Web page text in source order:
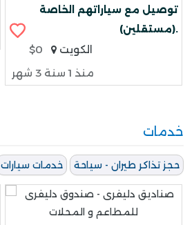
توصيل مع سياراتهم الخاصة
(مستقلين).
$0
الكويت
منذ 1 سنة 3 شهر
خدمات
حجز تذاكر طيران - سياحة خدمات سيارات